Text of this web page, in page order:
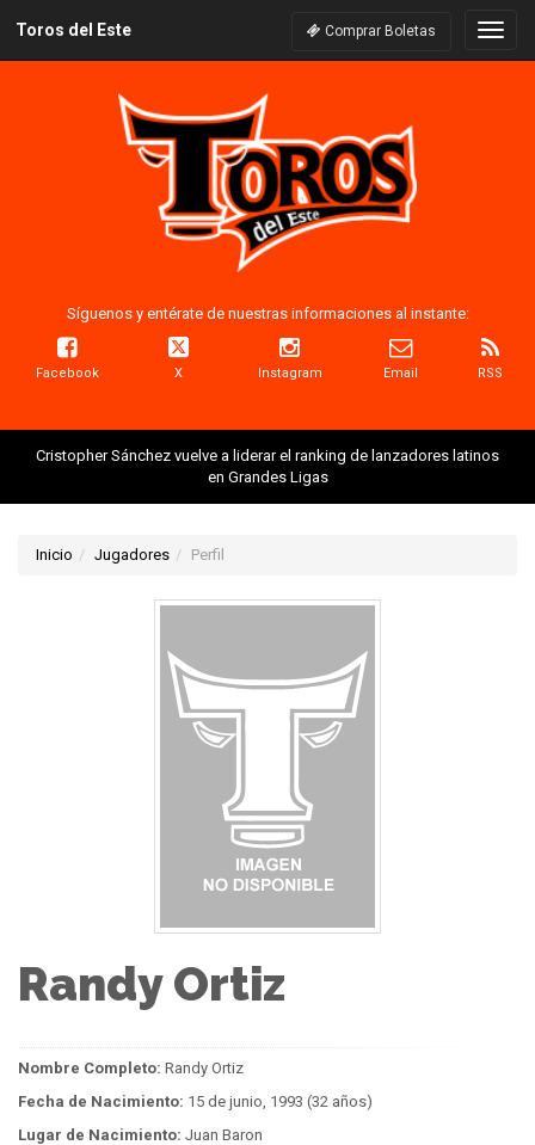
Toros del Este Comprar Boletas
Síguenos y entérate de nuestras informaciones al instante:
Facebook X Instagram Email RSS
Cristopher Sánchez vuelve a liderar el ranking de lanzadores latinos
en Grandes Ligas
Inicio Jugadores Perfil
Randy Ortiz
Nombre Completo: Randy Ortiz
Fecha de Nacimiento: 15 de junio, 1993 (32 años)
Lugar de Nacimiento: Juan Baron